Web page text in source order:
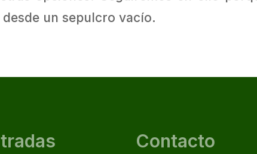
un sepulcro vacío.
Contacto